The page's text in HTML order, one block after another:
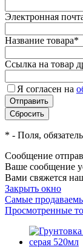
Электронная
Название товара*
Ссылка на товар
Я согласен на
* - Поля,
Сообщение
Ваше сообщение
Вами свяжется
Закрыть окно
Самые
Просмотренные